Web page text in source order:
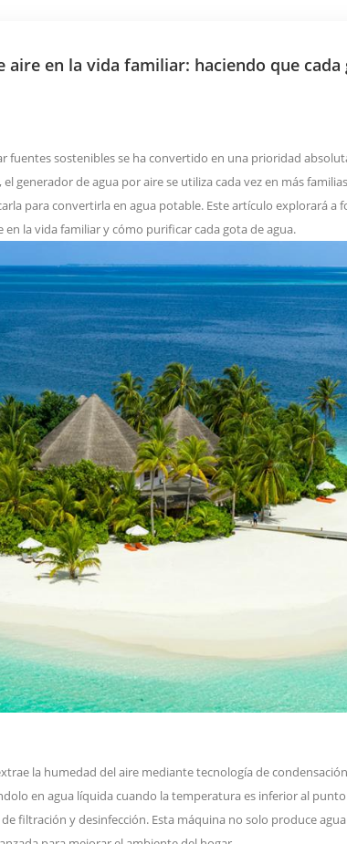
aire en la vida familiar: haciendo que cada
fuentes sostenibles se ha convertido en una prioridad
generador de agua por aire se utiliza cada vez en más
para convertirla en agua potable. Este artículo explorará a
la vida familiar y cómo purificar cada gota de agua.
la humedad del aire mediante tecnología de
en agua líquida cuando la temperatura es inferior al
filtración y desinfección. Esta máquina no solo produce